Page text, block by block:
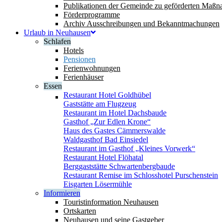
Publikationen der Gemeinde zu geförderten
Förderprogramme
Archiv Ausschreibungen und Bekanntmachungen
Urlaub in Neuhausen
Schlafen
Hotels
Pensionen
Ferienwohnungen
Ferienhäuser
Essen
Restaurant Hotel Goldhübel
Gaststätte am Flugzeug
Restaurant im Hotel Dachsbaude
Gasthof „Zur Edlen Krone“
Haus des Gastes Cämmerswalde
Waldgasthof Bad Einsiedel
Restaurant im Gasthof „Kleines Vorwerk“
Restaurant Hotel Flöhatal
Berggaststätte Schwartenbergbaude
Restaurant Remise im Schlosshotel Purschenstein
Eisgarten Lösermühle
Informieren
Touristinformation Neuhausen
Ortskarten
Neuhausen und seine Gastgeber